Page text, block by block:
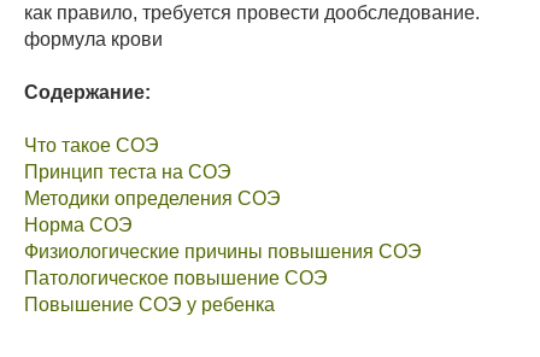
как правило, требуется провести дообследование.
формула крови
Содержание:
Что такое СОЭ
Принцип теста на СОЭ
Методики определения СОЭ
Норма СОЭ
Физиологические причины повышения СОЭ
Патологическое повышение СОЭ
Повышение СОЭ у ребенка